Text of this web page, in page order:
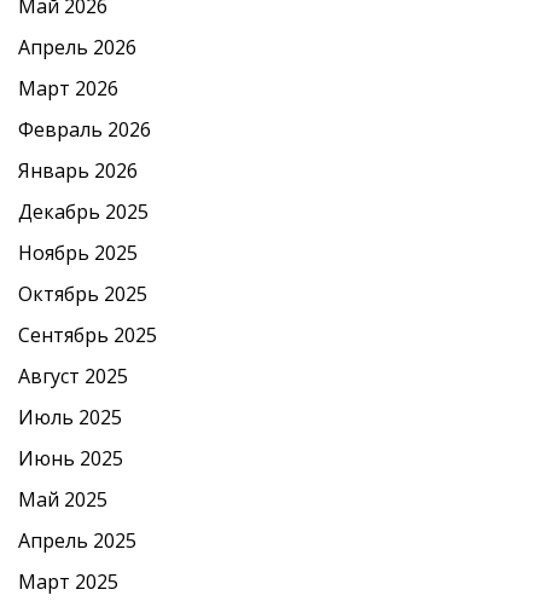
Май 2026
Апрель 2026
Март 2026
Февраль 2026
Январь 2026
Декабрь 2025
Ноябрь 2025
Октябрь 2025
Сентябрь 2025
Август 2025
Июль 2025
Июнь 2025
Май 2025
Апрель 2025
Март 2025